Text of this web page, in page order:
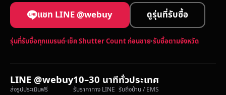
แชท LINE @webuy ดูรุ่นที่รับซื้อ
รุ่นที่รับซื้อทุกแบรนด์·เช็ค Shutter Count ก่อนขาย·รับซื้อตามจังหวัด
LINE @webuy
ส่งรูปประเมินฟรี
10–30 นาที
รับราคาทาง LINE
ทั่วประเทศ
รับถึงบ้าน / EMS